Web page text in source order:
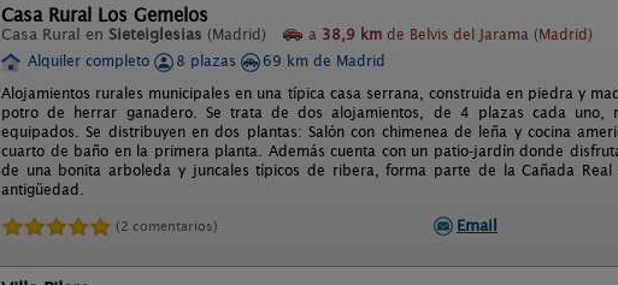
Casa Rural Los Gemelos
Casa Rural en Sieteiglesias (Madrid) a 38,9 km de Belvis del Jarama (Madrid)
Alquiler completo
8 plazas
69 km de Madrid
Alojamientos rurales municipales en una típica casa serrana, construida en piedra y
potro de herrar ganadero. Se trata de dos alojamientos, de 4 plazas cada uno,
equipados. Se distribuyen en dos plantas: Salón con chimenea de leña y cocina
cuarto de baño en la primera planta. Además cuenta con un patio-jardín donde
de una bonita arboleda y juncales típicos de ribera, forma parte de la Cañada
antigüedad.
(2 comentarios) Email